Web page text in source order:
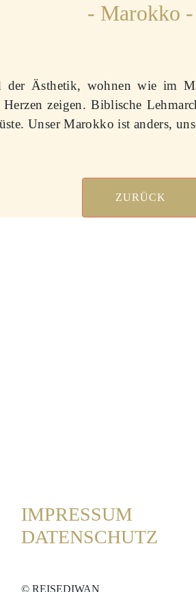
- Marokko -
Ästhetik, wohnen wie im
zeigen. Biblische
Unser Marokko ist anders,
ZURÜCK
IMPRESSUM
DATENSCHUTZ
© REISEDIWAN